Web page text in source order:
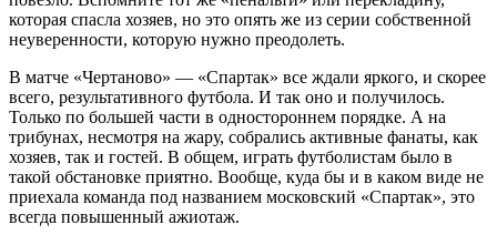
которая спасла хозяев, но это опять же из серии собственной
неуверенности, которую нужно преодолеть.
В матче «Чертаново» — «Спартак» все ждали яркого, и скорее
всего, результативного футбола. И так оно и получилось.
Только по большей части в одностороннем порядке. А на
трибунах, несмотря на жару, собрались активные фанаты, как
хозяев, так и гостей. В общем, играть футболистам было в
такой обстановке приятно. Вообще, куда бы и в каком виде не
приехала команда под названием московский «Спартак», это
всегда повышенный ажиотаж.